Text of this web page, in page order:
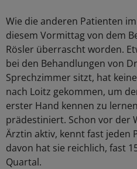
Wie die anderen Patienten
diesem Vormittag von dem
Rösler überrascht worden.
bei den Behandlungen von
Sprechzimmer sitzt, hat
nach Loitz gekommen, um
erster Hand kennen zu
prädestiniert. Schon vor der
Ärztin aktiv, kennt fast jeden
davon hat sie reichlich, fast
Quartal.